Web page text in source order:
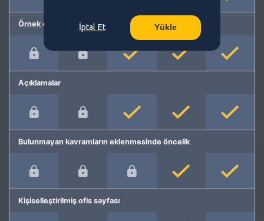
Örnek cümleler
Açıklamalar
Bulunmayan kavramların eklenmesinde öncelik
Kişiselleştirilmiş ofis sayfası
İptal Et Yükle